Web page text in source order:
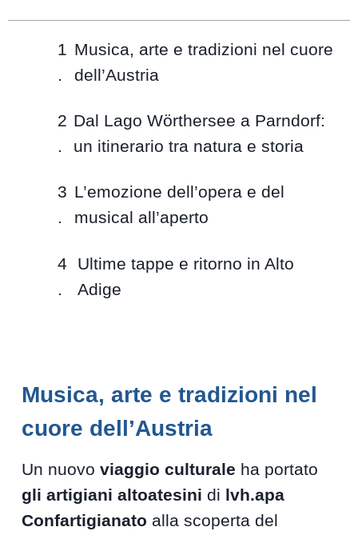
Musica, arte e tradizioni nel cuore
dell’Austria
Dal Lago Wörthersee a Parndorf:
un itinerario tra natura e storia
L’emozione dell’opera e del
musical all’aperto
Ultime tappe e ritorno in Alto
Adige
Musica, arte e tradizioni nel
cuore dell’Austria
Un nuovoviaggio culturale ha portato
gli artigiani altoatesini di lvh.apa
Confartigianato alla scoperta del